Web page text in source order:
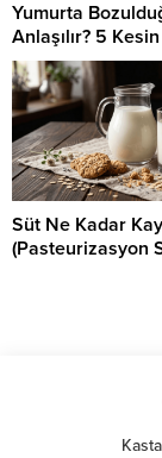
Yumurta
Anlaşılır? 5
Süt Ne Kadar
(Pasteurizasyon